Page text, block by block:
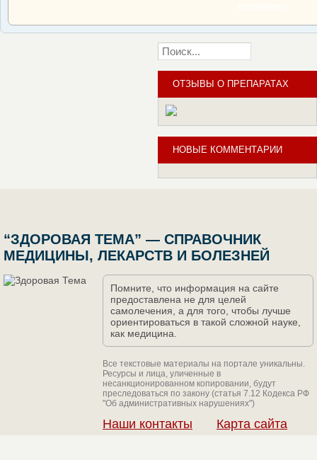
ОТЗЫВЫ О ПРЕПАРАТАХ
НОВЫЕ КОММЕНТАРИИ
“ЗДОРОВАЯ ТЕМА” — СПРАВОЧНИК
МЕДИЦИНЫ, ЛЕКАРСТВ И БОЛЕЗНЕЙ
Помните, что информация на сайте
предоставлена не для целей
самолечения, а для того, чтобы лучше
ориентироваться в такой сложной науке,
как медицина.
Все текстовые материалы на портале уникальны.
Ресурсы и лица, уличенные в
несанкционированном копировании, будут
преследоваться по закону (статья 7.12 Кодекса РФ
"Об административных нарушениях")
Наши контакты Карта сайта